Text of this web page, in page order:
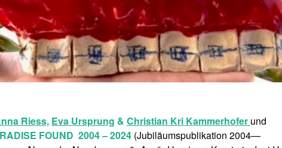
Riess, Eva Ursprung & Christian Kri Kammerhofer und
FOUND 2004 – 2024 (Jubiläumspublikation 2004—